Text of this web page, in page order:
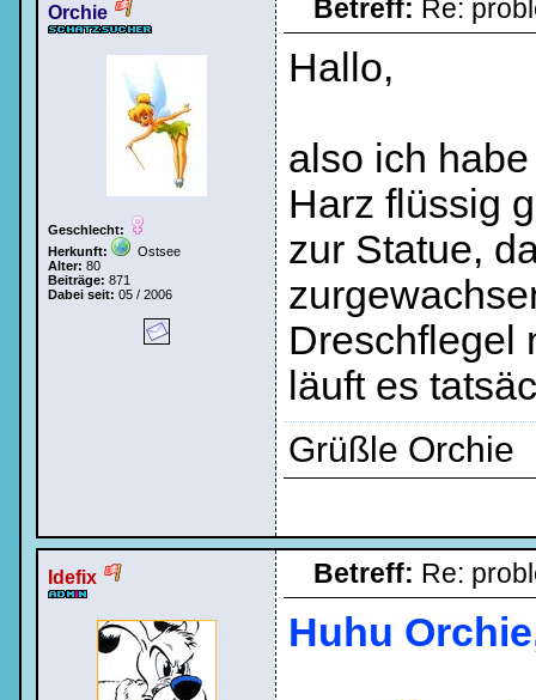
Orchie
Geschlecht:
Herkunft:
Ostsee
Alter: 80
Beiträge: 871
Dabei seit: 05 / 2006
Betreff: Re:
Hallo,
also ich
Harz flüssig
zur Statue,
Dreschflegel
läuft es
Grüßle Orchie
Idefix Betreff: Re:
Huhu